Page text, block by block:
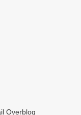
Overblog